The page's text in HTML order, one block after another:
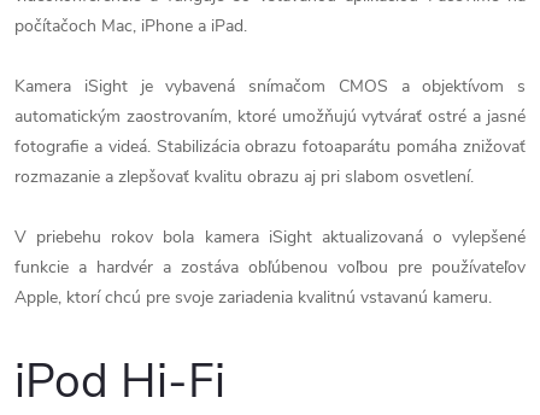
počítačoch Mac, iPhone a iPad.
Kamera iSight je vybavená snímačom CMOS a objektívom s
automatickým zaostrovaním, ktoré umožňujú vytvárať ostré a jasné
fotografie a videá. Stabilizácia obrazu fotoaparátu pomáha znižovať
rozmazanie a zlepšovať kvalitu obrazu aj pri slabom osvetlení.
V priebehu rokov bola kamera iSight aktualizovaná o vylepšené
funkcie a hardvér a zostáva obľúbenou voľbou pre používateľov
Apple, ktorí chcú pre svoje zariadenia kvalitnú vstavanú kameru.
iPod Hi-Fi